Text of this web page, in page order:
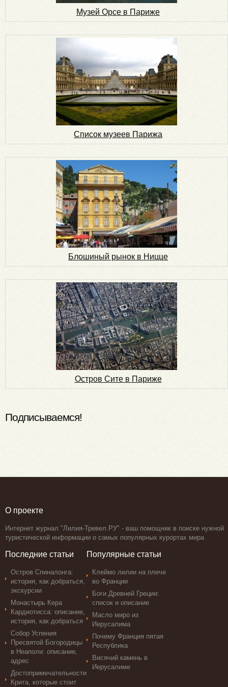
Музей Орсе в Париже
Список музеев Парижа
Блошиный рынок в Ницце
Остров Сите в Париже
Подписываемся!
О проекте
Интернет журнал "Лилия-Тревел.РУ" - ваш помощник в поиске нужной
туристической информации о самых популярных курортах мира
Последние статьи
Остров Спиналонга:
история, как добраться,
экскурсии
Монастырь Кера
Кардиотисса: описание,
история, как добраться
Собор Успения
Пресвятой Богородицы
в Неаполи: описание,
адрес
Достопримечательности
Крита, которые стоит
Популярные статьи
Клеймо лилии на плече
во Франции
Боги Древней Греции:
список и описание
Масло миро из
Иерусалима
Почему Франция пятая
Республика
Висячий камень в
Иерусалиме